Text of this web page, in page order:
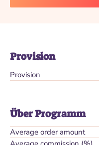
Provision
Provision
Über Programm
Average order amount